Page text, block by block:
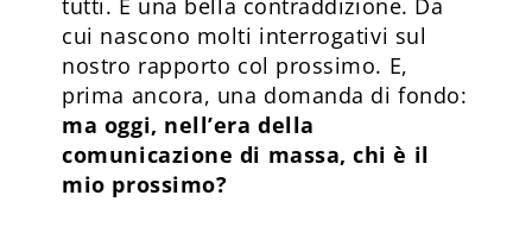
cui nascono molti interrogativi sul
nostro rapporto col prossimo. E,
prima ancora, una domanda di fondo:
ma oggi, nell’era della
comunicazione di massa, chi è il
mio prossimo?